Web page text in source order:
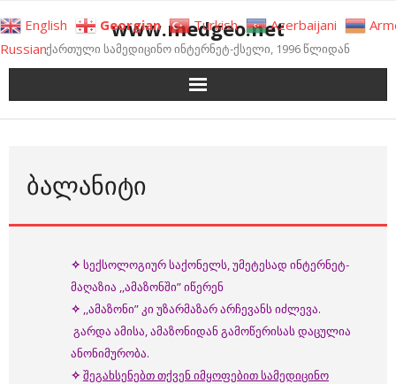
to
content
www.medgeo.net
ქართული სამედიცინო ინტერნეტ-ქსელი, 1996 წლიდან
ᲑᲐᲚᲐᲜᲘᲢᲘ
✧ სექსოლოგიურ საქონელს, უმეტესად ინტერნეტ-
მაღაზია ,,ამაზონში” იწერენ
✧ ,,ამაზონი” კი უზარმაზარ არჩევანს იძლევა.
გარდა ამისა, ამაზონიდან გამოწერისას დაცულია
ანონიმურობა.
✧ შეგახსენებთ თქვენ იმყოფებით სამედიცინო
English Georgian Turkish Azerbaijani
Russian